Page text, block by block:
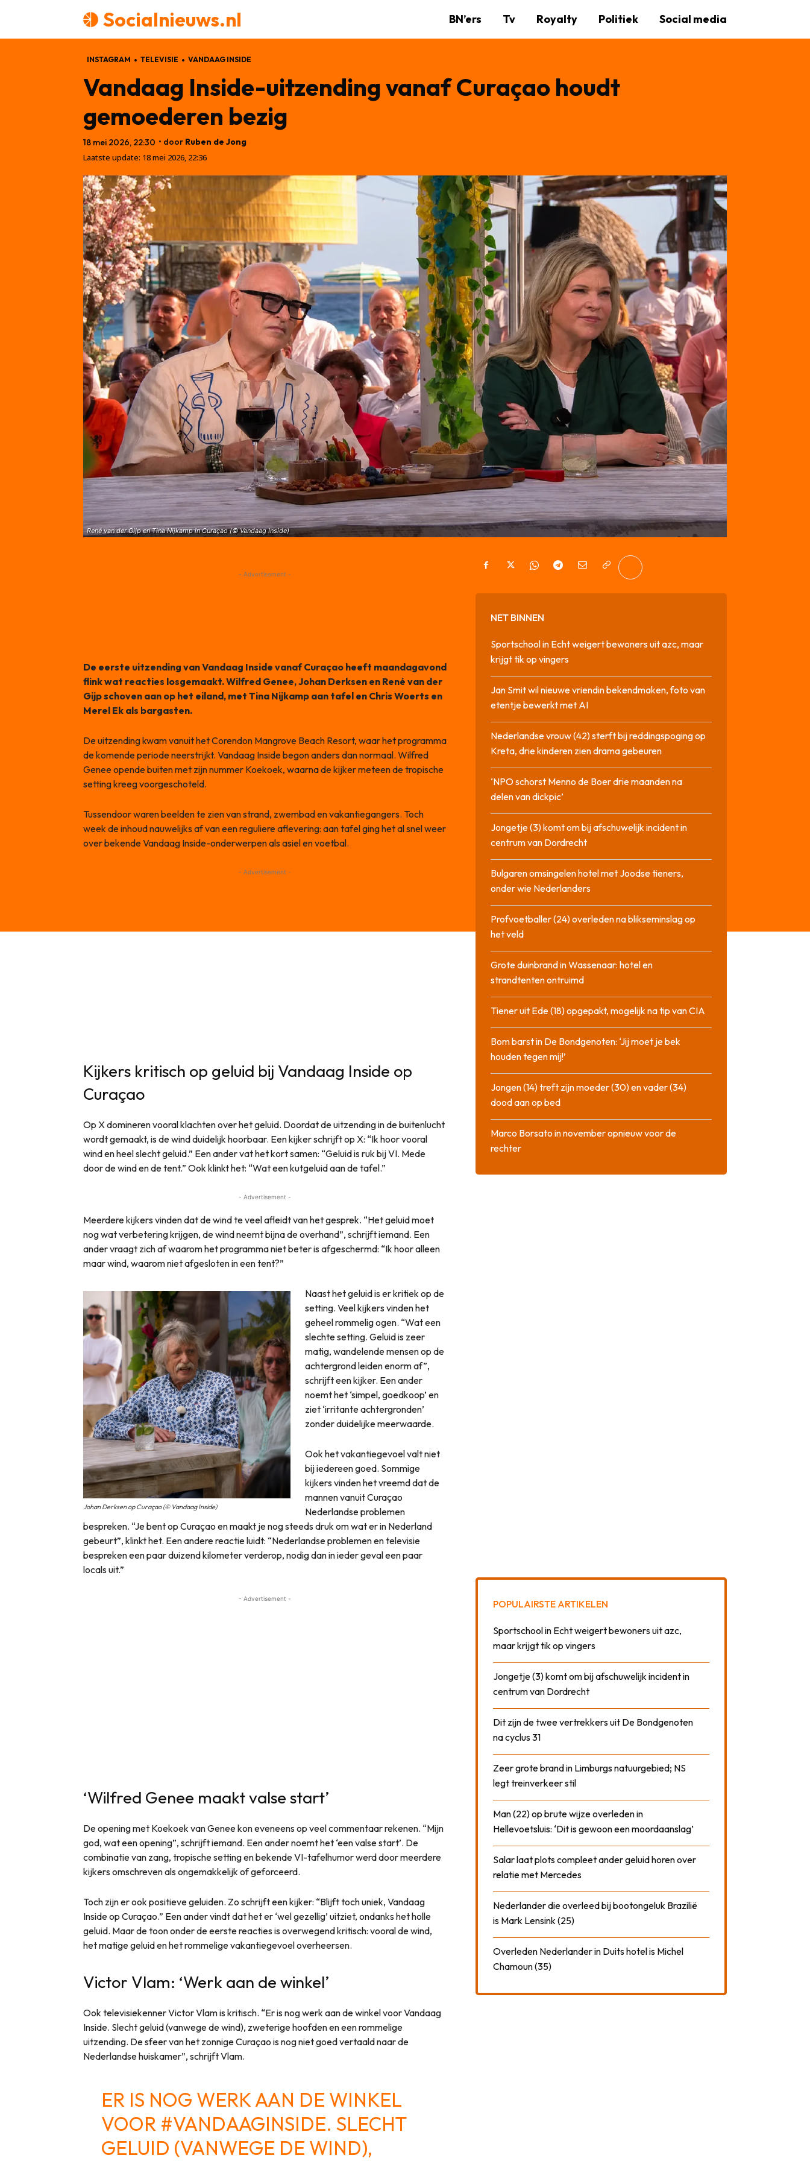
Socialnieuws.nl BN’ers Tv Royalty Politiek Social media
INSTAGRAM TELEVISIE VANDAAG INSIDE
Vandaag Inside-uitzending vanaf Curaçao houdt
gemoederen bezig
18 mei 2026, 22:30 • door Ruben de Jong
Laatste update: 18 mei 2026, 22:36
René van der Gijp en Tina Nijkamp in Curaçao (© Vandaag Inside)
- Advertisement -
De eerste uitzending van Vandaag Inside vanaf Curaçao heeft maandagavond
flink wat reacties losgemaakt. Wilfred Genee, Johan Derksen en René van der
Gijp schoven aan op het eiland, met Tina Nijkamp aan tafel en Chris Woerts en
Merel Ek als bargasten.
De uitzending kwam vanuit het Corendon Mangrove Beach Resort, waar het programma
de komende periode neerstrijkt. Vandaag Inside begon anders dan normaal. Wilfred
Genee opende buiten met zijn nummer Koekoek, waarna de kijker meteen de tropische
setting kreeg voorgeschoteld.
Tussendoor waren beelden te zien van strand, zwembad en vakantiegangers. Toch
week de inhoud nauwelijks af van een reguliere aflevering: aan tafel ging het al snel weer
over bekende Vandaag Inside-onderwerpen als asiel en voetbal.
- Advertisement -
Kijkers kritisch op geluid bij Vandaag Inside op
Curaçao
Op X domineren vooral klachten over het geluid. Doordat de uitzending in de buitenlucht
wordt gemaakt, is de wind duidelijk hoorbaar. Een kijker schrijft op X: “Ik hoor vooral
wind en heel slecht geluid.” Een ander vat het kort samen: “Geluid is ruk bij VI. Mede
door de wind en de tent.” Ook klinkt het: “Wat een kutgeluid aan de tafel.”
- Advertisement -
Meerdere kijkers vinden dat de wind te veel afleidt van het gesprek. “Het geluid moet
nog wat verbetering krijgen, de wind neemt bijna de overhand”, schrijft iemand. Een
ander vraagt zich af waarom het programma niet beter is afgeschermd: “Ik hoor alleen
maar wind, waarom niet afgesloten in een tent?”
Johan Derksen op Curaçao (© Vandaag Inside)
Naast het geluid is er kritiek op de
setting. Veel kijkers vinden het
geheel rommelig ogen. “Wat een
slechte setting. Geluid is zeer
matig, wandelende mensen op de
achtergrond leiden enorm af”,
schrijft een kijker. Een ander
noemt het ‘simpel, goedkoop’ en
ziet ‘irritante achtergronden’
zonder duidelijke meerwaarde.
Ook het vakantiegevoel valt niet
bij iedereen goed. Sommige
kijkers vinden het vreemd dat de
mannen vanuit Curaçao
Nederlandse problemen
bespreken. “Je bent op Curaçao en maakt je nog steeds druk om wat er in Nederland
gebeurt”, klinkt het. Een andere reactie luidt: “Nederlandse problemen en televisie
bespreken een paar duizend kilometer verderop, nodig dan in ieder geval een paar
locals uit.”
- Advertisement -
‘Wilfred Genee maakt valse start’
De opening met Koekoek van Genee kon eveneens op veel commentaar rekenen. “Mijn
god, wat een opening”, schrijft iemand. Een ander noemt het ‘een valse start’. De
combinatie van zang, tropische setting en bekende VI-tafelhumor werd door meerdere
kijkers omschreven als ongemakkelijk of geforceerd.
Toch zijn er ook positieve geluiden. Zo schrijft een kijker: “Blijft toch uniek, Vandaag
Inside op Curaçao.” Een ander vindt dat het er ‘wel gezellig’ uitziet, ondanks het holle
geluid. Maar de toon onder de eerste reacties is overwegend kritisch: vooral de wind,
het matige geluid en het rommelige vakantiegevoel overheersen.
Victor Vlam: ‘Werk aan de winkel’
Ook televisiekenner Victor Vlam is kritisch. “Er is nog werk aan de winkel voor Vandaag
Inside. Slecht geluid (vanwege de wind), zweterige hoofden en een rommelige
uitzending. De sfeer van het zonnige Curaçao is nog niet goed vertaald naar de
Nederlandse huiskamer”, schrijft Vlam.
ER IS NOG WERK AAN DE WINKEL
VOOR #VANDAAGINSIDE. SLECHT
GELUID (VANWEGE DE WIND),
NET BINNEN
Sportschool in Echt weigert bewoners uit azc, maar
krijgt tik op vingers
Jan Smit wil nieuwe vriendin bekendmaken, foto van
etentje bewerkt met AI
Nederlandse vrouw (42) sterft bij reddingspoging op
Kreta, drie kinderen zien drama gebeuren
‘NPO schorst Menno de Boer drie maanden na
delen van dickpic’
Jongetje (3) komt om bij afschuwelijk incident in
centrum van Dordrecht
Bulgaren omsingelen hotel met Joodse tieners,
onder wie Nederlanders
Profvoetballer (24) overleden na blikseminslag op
het veld
Grote duinbrand in Wassenaar: hotel en
strandtenten ontruimd
Tiener uit Ede (18) opgepakt, mogelijk na tip van CIA
Bom barst in De Bondgenoten: ‘Jij moet je bek
houden tegen mij!’
Jongen (14) treft zijn moeder (30) en vader (34)
dood aan op bed
Marco Borsato in november opnieuw voor de
rechter
POPULAIRSTE ARTIKELEN
Sportschool in Echt weigert bewoners uit azc,
maar krijgt tik op vingers
Jongetje (3) komt om bij afschuwelijk incident in
centrum van Dordrecht
Dit zijn de twee vertrekkers uit De Bondgenoten
na cyclus 31
Zeer grote brand in Limburgs natuurgebied; NS
legt treinverkeer stil
Man (22) op brute wijze overleden in
Hellevoetsluis: ‘Dit is gewoon een moordaanslag’
Salar laat plots compleet ander geluid horen over
relatie met Mercedes
Nederlander die overleed bij bootongeluk Brazilië
is Mark Lensink (25)
Overleden Nederlander in Duits hotel is Michel
Chamoun (35)